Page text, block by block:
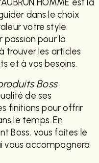
HOMME est là
dans le choix
votre style.
passion pour la
trouver les articles
et à vos besoins.
Boss
de ses
finitions pour offrir
le temps. En
Boss, vous faites le
vous accompagnera